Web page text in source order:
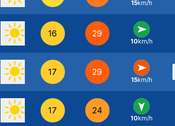
O -
15km/h
16 29
O -
10km/h
17 29
O -
15km/h
17 24
N -
10km/h